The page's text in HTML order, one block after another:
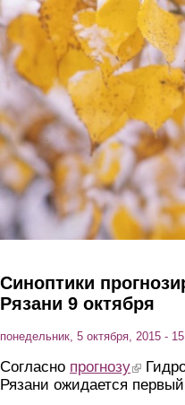
Перейти к основному
Синоптики
Рязани 9 октября
понедельник, 5 октября, 2015 -
Согласно прогнозу(link is
Рязани ожидается